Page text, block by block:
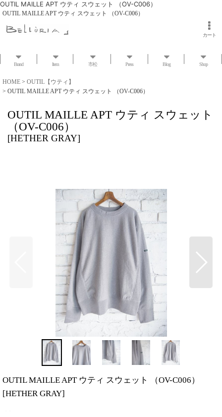
OUTIL MAILLE APT ウティ スウェット （OV-C006）
OUTIL MAILLE APT ウティ スウェット （OV-C006）
カート
Brand Item 市松 Press Blog Shop
HOME > OUTIL【ウティ】
> OUTIL MAILLE APT ウティ スウェット （OV-C006）
OUTIL MAILLE APT ウティ スウェット
（OV-C006）
[HETHER GRAY]
OUTIL MAILLE APT ウティ スウェット （OV-C006）
[HETHER GRAY]